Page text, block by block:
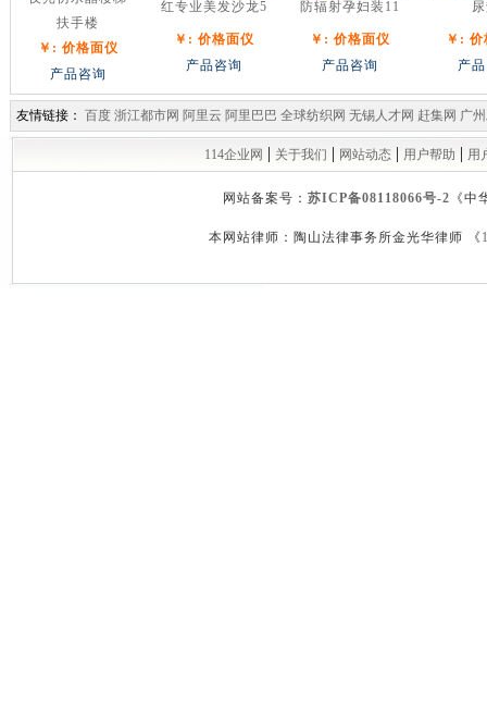
扶手楼
￥: 价格面仪
产品咨询
红专业美发沙龙5
￥: 价格面仪
产品咨询
防辐射孕妇装11
￥: 价格面仪
产品咨询
￥:
产
友情链接： 百度 浙江都市网 阿里云 阿里巴巴 全球纺织网 无锡人才网 赶集网 广
114企业网 | 关于我们 | 网站动态 | 用户帮助 | 用
网站备案号： 苏ICP备08118066号-2 《
本网站律师：陶山法律事务所金光华律师 《